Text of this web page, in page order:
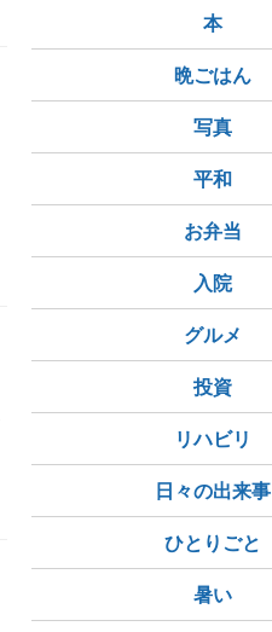
本
晩ごはん
写真
平和
お弁当
入院
グルメ
投資
リハビリ
日々の出来事
ひとりごと
暑い